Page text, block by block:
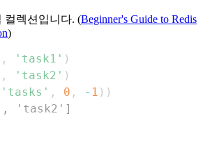
컬렉션입니다. (Beginner's Guide to Redis
)
, 'task1' )
, 'task2' )
'tasks' , 0 , - 1 ) )
'task2']